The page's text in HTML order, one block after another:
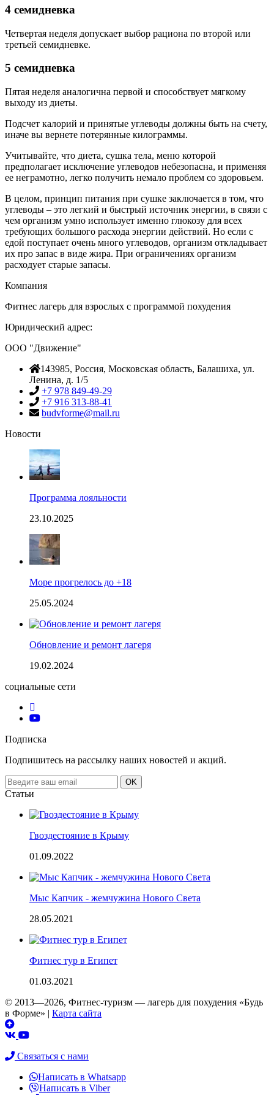
4 семидневка
Четвертая неделя допускает выбор рациона по второй или
третьей семидневке.
5 семидневка
Пятая неделя аналогична первой и способствует мягкому
выходу из диеты.
Подсчет калорий и принятые углеводы должны быть на счету,
иначе вы вернете потерянные килограммы.
Учитывайте, что диета, сушка тела, меню которой
предполагает исключение углеводов небезопасна, и применяя
ее неграмотно, легко получить немало проблем со здоровьем.
В целом, принцип питания при сушке заключается в том, что
углеводы – это легкий и быстрый источник энергии, в связи с
чем организм умно использует именно глюкозу для всех
требующих большого расхода энергии действий. Но если с
едой поступает очень много углеводов, организм откладывает
их про запас в виде жира. При ограничениях организм
расходует старые запасы.
Компания
Фитнес лагерь для взрослых с программой похудения
Юридический адрес:
ООО "Движение"
143985, Россия, Московская область, Балашиха, ул.
Ленина, д. 1/5
+7 978 849-49-29
+7 916 313-88-41
budvforme@mail.ru
Новости
Программа лояльности
23.10.2025
Море прогрелось до +18
25.05.2024
Обновление и ремонт лагеря
19.02.2024
социальные сети
Подписка
Подпишитесь на рассылку наших новостей и акций.
Email
address
OK
Статьи
Гвоздестояние в Крыму
01.09.2022
Мыс Капчик - жемчужина Нового Света
28.05.2021
Фитнес тур в Египет
01.03.2021
© 2013—2026, Фитнес-туризм — лагерь для похудения «Будь
в Форме» | Карта сайта
Связаться с нами
Написать в Whatsapp
Написать в Viber